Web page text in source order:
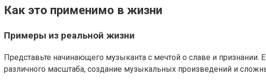
Как это применимо в жизни
Примеры из реальной жизни
Представьте начинающего музыканта с мечтой о славе и
различного масштаба, создание музыкальных произведений и